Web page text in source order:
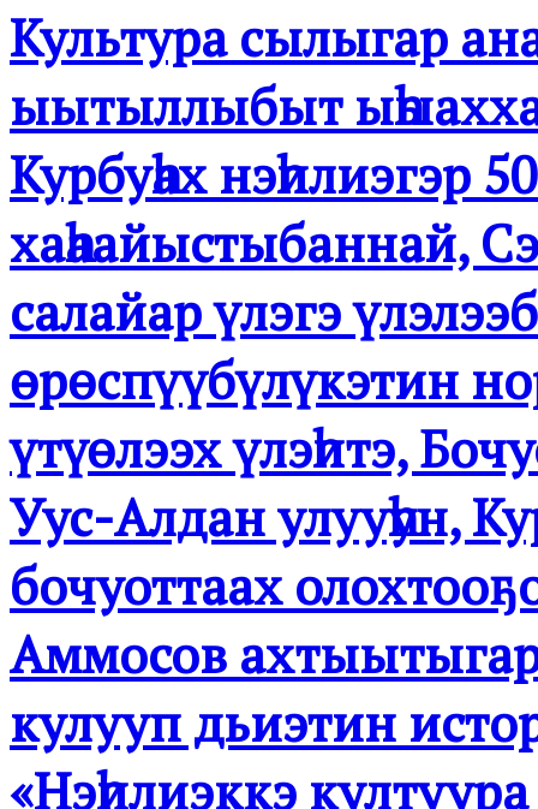
Культура сылыгар
ыытыллыбыт
Курбуһах нэһилиэгэр
хаһаайыстыбаннай,
салайар үлэгэ
өрөспүүбүлүкэтин
үтүөлээх үлэһитэ,
Уус-Алдан улууһун,
бочуоттаах
Аммосов ахтыытыгар
кулууп дьиэтин
«Нэһилиэккэ